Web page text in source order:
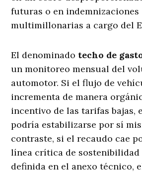
futuras o en indemnizaciones
multimillonarias a cargo del
El denominado techo de
un monitoreo mensual del
automotor. Si el flujo de
incrementa de manera
incentivo de las tarifas bajas,
podría estabilizarse por sí
contraste, si el recaudo cae
línea crítica de sostenibilidad
definida en el anexo técnico,